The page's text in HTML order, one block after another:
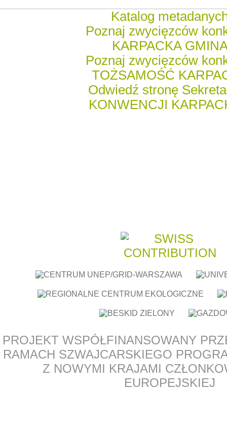
Katalog
Poznaj zwycięzców
KARPACKA
Poznaj zwycięzców
TOŻSAMOŚĆ
Odwiedź stronę
KONWENCJI
PROJEKT WSPÓŁFINANSOWANY
RAMACH SZWAJCARSKIEGO
Z NOWYMI KRAJAMI
EUROPEJSKIEJ